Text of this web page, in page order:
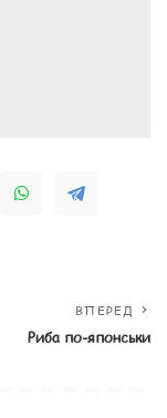
ВПЕРЕД
Риба по-японськи